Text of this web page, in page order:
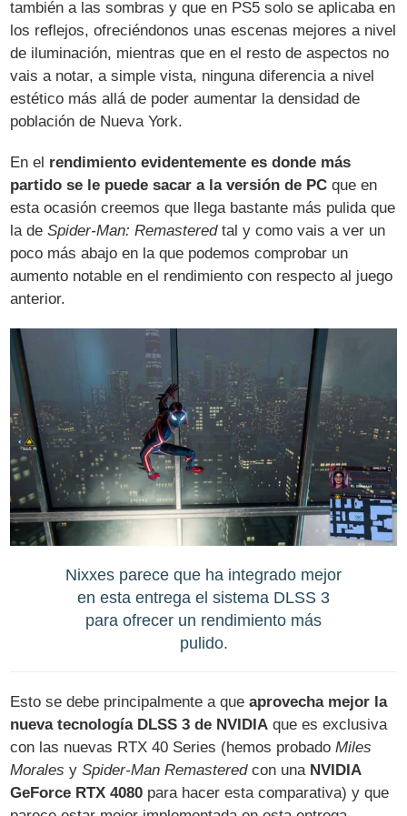
también a las sombras y que en PS5 solo se aplicaba en
los reflejos, ofreciéndonos unas escenas mejores a nivel
de iluminación, mientras que en el resto de aspectos no
vais a notar, a simple vista, ninguna diferencia a nivel
estético más allá de poder aumentar la densidad de
población de Nueva York.
En el rendimiento evidentemente es donde más
partido se le puede sacar a la versión de PC que en
esta ocasión creemos que llega bastante más pulida que
la deSpider-Man: Remasteredtal y como vais a ver un
poco más abajo en la que podemos comprobar un
aumento notable en el rendimiento con respecto al juego
anterior.
Nixxes parece que ha integrado mejor
en esta entrega el sistema DLSS 3
para ofrecer un rendimiento más
pulido.
Esto se debe principalmente a queaprovecha mejor la
nueva tecnología DLSS 3 de NVIDIA que es exclusiva
con las nuevas RTX 40 Series (hemos probadoMiles
Morales ySpider-Man Remasteredcon una NVIDIA
GeForce RTX 4080 para hacer esta comparativa) y que